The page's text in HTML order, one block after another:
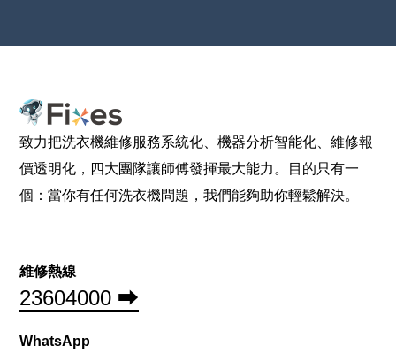
致力把洗衣機維修服務系統化、機器分析智能化、維修報
價透明化，四大團隊讓師傅發揮最大能力。目的只有一
個：當你有任何洗衣機問題，我們能夠助你輕鬆解決。
維修熱線
23604000 ⮕
WhatsApp